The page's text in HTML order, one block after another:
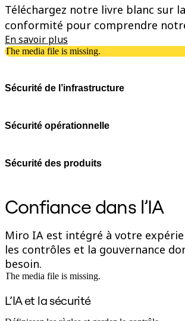
Cartes conceptuelles
Diagrammes de flux
Spécialisé
Création de roadmaps
Cartographie des processus
Cartographie du parcours
Planification des objectifs
Par segment d’activité
Par secteur
Numérique
Industrie manufacturière
Commerce de détail
Services financiers
Par équipe
Conception et UX
Téléchargez notre livre blanc sur
conformité pour comprendre
En savoir plus
The media file is missing.
Sécurité de l’infrastructure
Sécurité opérationnelle
Sécurité des produits
Confiance dans l’IA
Miro IA est intégré à votre
les contrôles et la gouvernance
besoin.
The media file is missing.
L’IA et la sécurité